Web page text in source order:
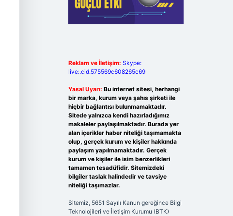
Reklam ve İletişim: Skype:
live:.cid.575569c608265c69
Yasal Uyarı: Bu internet sitesi, herhangi
bir marka, kurum veya şahıs şirketi ile
hiçbir bağlantısı bulunmamaktadır.
Sitede yalnızca kendi hazırladığımız
makaleler paylaşılmaktadır. Burada yer
alan içerikler haber niteliği taşımamakta
olup, gerçek kurum ve kişiler hakkında
paylaşım yapılmamaktadır. Gerçek
kurum ve kişiler ile isim benzerlikleri
tamamen tesadüfidir. Sitemizdeki
bilgiler taslak halindedir ve tavsiye
niteliği taşımazlar.
Sitemiz, 5651 Sayılı Kanun gereğince Bilgi
Teknolojileri ve İletişim Kurumu (BTK)